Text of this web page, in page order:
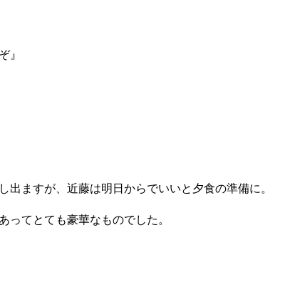
』
出ますが、近藤は明日からでいいと夕食の準備に。
ってとても豪華なものでした。